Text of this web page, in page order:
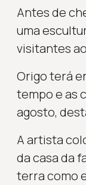
Antes de
uma
visitantes
Origo terá
tempo e as
agosto,
A artista
da casa da
terra como